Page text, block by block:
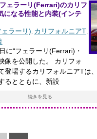
ェラーリ(Ferrari)のカリフ
になる性能と内装(インテ
ラーリ), カリフォルニアT,
に“フェラーリ(Ferrari)・
像を公開した。 カリフォ
登場するカリフォルニアTは
るとともに、新設
続きを見る